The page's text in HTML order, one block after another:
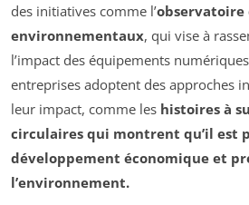
des initiatives comme l’observatoire
environnementaux, qui vise à
l’impact des équipements
entreprises adoptent des approches
leur impact, comme les histoires à
circulaires qui montrent qu’il est
développement économique et
l’environnement.